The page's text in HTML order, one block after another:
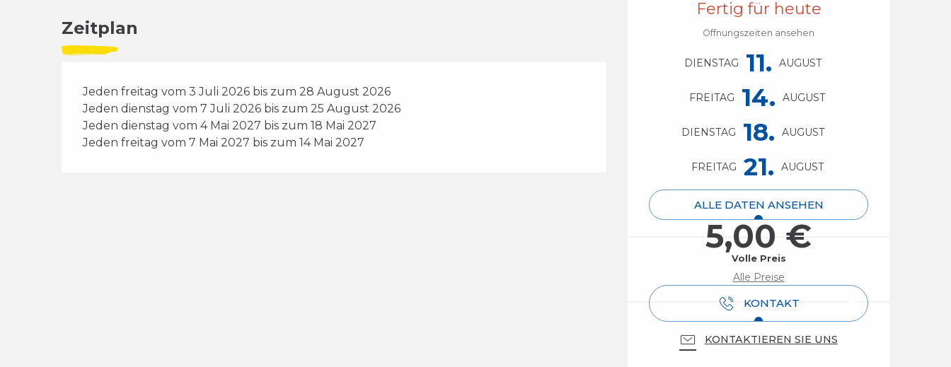
Fertig für heute
Öffnungszeiten ansehen
DIENSTAG 11. AUGUST
FREITAG 14. AUGUST
DIENSTAG 18. AUGUST
FREITAG 21. AUGUST
ALLE DATEN ANSEHEN
5,00 €
Volle Preis
Alle Preise
KONTAKT
KONTAKTIEREN SIE UNS
Zeitplan
Jeden freitag vom 3 Juli 2026 bis zum 28 August 2026
Jeden dienstag vom 7 Juli 2026 bis zum 25 August 2026
Jeden dienstag vom 4 Mai 2027 bis zum 18 Mai 2027
Jeden freitag vom 7 Mai 2027 bis zum 14 Mai 2027